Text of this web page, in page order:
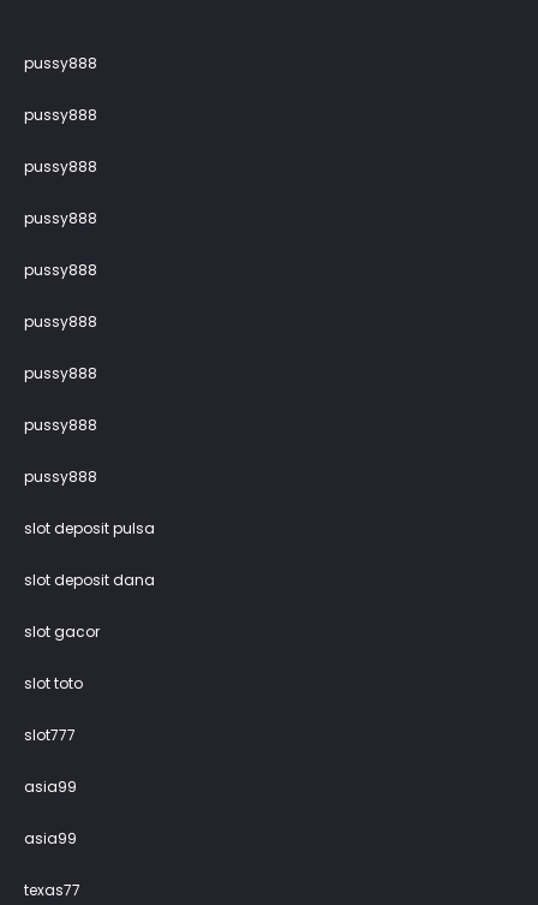
pussy888
pussy888
pussy888
pussy888
pussy888
pussy888
pussy888
pussy888
pussy888
slot deposit pulsa
slot deposit dana
slot gacor
slot toto
slot777
asia99
asia99
texas77